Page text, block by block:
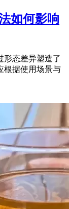
如何影响
形态差异塑造了
根据使用场景与